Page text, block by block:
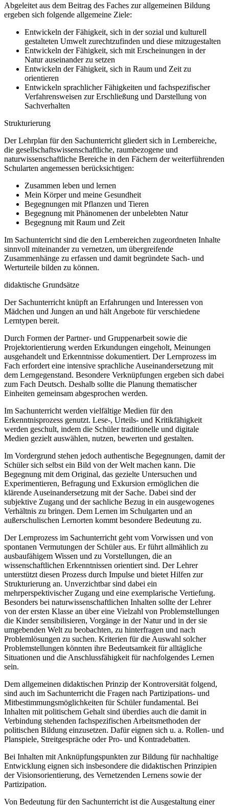
Abgeleitet aus dem Beitrag des Faches zur allgemeinen Bildung
ergeben sich folgende allgemeine Ziele:
Entwickeln der Fähigkeit, sich in der sozial und kulturell
gestalteten Umwelt zurechtzufinden und diese mitzugestalten
Entwickeln der Fähigkeit, sich mit Erscheinungen in der
Natur auseinander zu setzen
Entwickeln der Fähigkeit, sich in Raum und Zeit zu
orientieren
Entwickeln sprachlicher Fähigkeiten und fachspezifischer
Verfahrensweisen zur Erschließung und Darstellung von
Sachverhalten
Strukturierung
Der Lehrplan für den Sachunterricht gliedert sich in Lernbereiche,
die gesellschaftswissenschaftliche, raumbezogene und
naturwissenschaftliche Bereiche in den Fächern der weiterführenden
Schularten angemessen berücksichtigen:
Zusammen leben und lernen
Mein Körper und meine Gesundheit
Begegnungen mit Pflanzen und Tieren
Begegnung mit Phänomenen der unbelebten Natur
Begegnung mit Raum und Zeit
Im Sachunterricht sind die den Lernbereichen zugeordneten Inhalte
sinnvoll miteinander zu vernetzen, um übergreifende
Zusammenhänge zu erfassen und damit begründete Sach- und
Werturteile bilden zu können.
didaktische Grundsätze
Der Sachunterricht knüpft an Erfahrungen und Interessen von
Mädchen und Jungen an und hält Angebote für verschiedene
Lerntypen bereit.
Durch Formen der Partner- und Gruppenarbeit sowie die
Projektorientierung werden Erkundungen eingeholt, Meinungen
ausgehandelt und Erkenntnisse dokumentiert. Der Lernprozess im
Fach erfordert eine intensive sprachliche Auseinandersetzung mit
dem Lerngegenstand. Besondere Verknüpfungen ergeben sich dabei
zum Fach Deutsch. Deshalb sollte die Planung thematischer
Einheiten gemeinsam abgesprochen werden.
Im Sachunterricht werden vielfältige Medien für den
Erkenntnisprozess genutzt. Lese-, Urteils- und Kritikfähigkeit
werden geschult, indem die Schüler traditionelle und digitale
Medien gezielt auswählen, nutzen, bewerten und gestalten.
Im Vordergrund stehen jedoch authentische Begegnungen, damit der
Schüler sich selbst ein Bild von der Welt machen kann. Die
Begegnung mit dem Original, das gezielte Untersuchen und
Experimentieren, Befragung und Exkursion ermöglichen die
klärende Auseinandersetzung mit der Sache. Dabei sind der
subjektive Zugang und der sachliche Bezug in ein ausgewogenes
Verhältnis zu bringen. Dem Lernen im Schulgarten und an
außerschulischen Lernorten kommt besondere Bedeutung zu.
Der Lernprozess im Sachunterricht geht vom Vorwissen und von
spontanen Vermutungen der Schüler aus. Er führt allmählich zu
ausbaufähigem Wissen und zu Vorstellungen, die an
wissenschaftlichen Erkenntnissen orientiert sind. Der Lehrer
unterstützt diesen Prozess durch Impulse und bietet Hilfen zur
Strukturierung an. Unverzichtbar sind dabei ein
mehrperspektivischer Zugang und eine exemplarische Vertiefung.
Besonders bei naturwissenschaftlichen Inhalten sollte der Lehrer
von der ersten Klasse an über eine Vielzahl von Problemstellungen
die Kinder sensibilisieren, Vorgänge in der Natur und in der sie
umgebenden Welt zu beobachten, zu hinterfragen und nach
Problemlösungen zu suchen. Kriterien für die Auswahl solcher
Problemstellungen könnten ihre Bedeutsamkeit für alltägliche
Situationen und die Anschlussfähigkeit für nachfolgendes Lernen
sein.
Dem allgemeinen didaktischen Prinzip der Kontroversität folgend,
sind auch im Sachunterricht die Fragen nach Partizipations- und
Mitbestimmungsmöglichkeiten für Schüler fundamental. Bei
Inhalten mit politischem Gehalt sind überdies auch die damit in
Verbindung stehenden fachspezifischen Arbeitsmethoden der
politischen Bildung einzusetzen. Dafür eignen sich u. a. Rollen- und
Planspiele, Streitgespräche oder Pro- und Kontradebatten.
Bei Inhalten mit Anknüpfungspunkten zur Bildung für nachhaltige
Entwicklung eignen sich insbesondere die didaktischen Prinzipien
der Visionsorientierung, des Vernetzenden Lernens sowie der
Partizipation.
Von Bedeutung für den Sachunterricht ist die Ausgestaltung einer